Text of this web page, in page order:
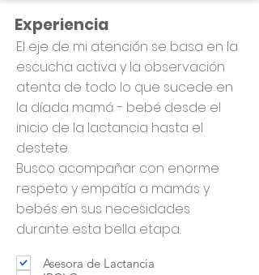
El eje de mi atención se basa en la
escucha activa y la observación
atenta de todo lo que sucede en
la díada mamá - bebé desde el
inicio de la lactancia hasta el
destete.
Busco acompañar con enorme
respeto y empatía a mamás y
bebés en sus necesidades
durante esta bella etapa.
Asesora de Lactancia
Experiencia